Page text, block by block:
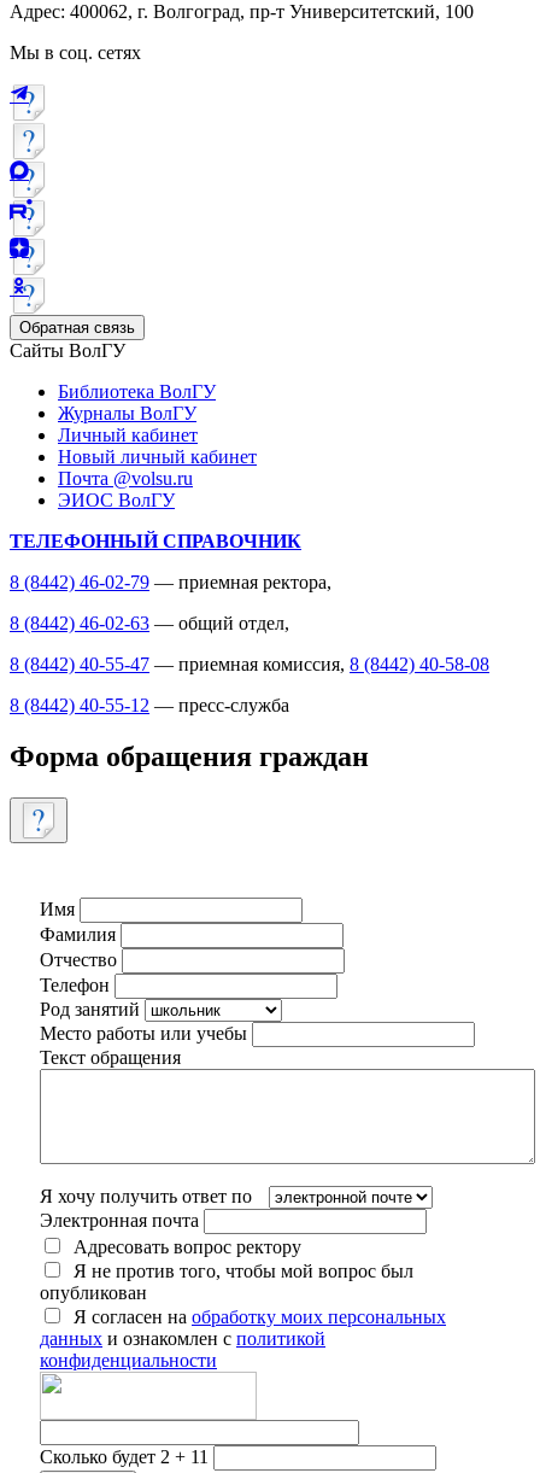
Адрес: 400062, г. Волгоград, пр-т Университетский, 100
Мы в соц. сетях
Обратная связь
Сайты ВолГУ
Библиотека ВолГУ
Журналы ВолГУ
Личный кабинет
Новый личный кабинет
Почта @volsu.ru
ЭИОС ВолГУ
ТЕЛЕФОННЫЙ СПРАВОЧНИК
8 (8442) 46-02-79 — приемная ректора,
8 (8442) 46-02-63 — общий отдел,
8 (8442) 40-55-47 — приемная комиссия, 8 (8442) 40-58-08
8 (8442) 40-55-12 — пресс-служба
Форма обращения граждан
Имя
Фамилия
Отчество
Телефон
Род занятий
Место работы или учебы
Текст обращения
Я хочу получить ответ по
Электронная почта
Адресовать вопрос ректору
Я не против того, чтобы мой вопрос был
опубликован
Я согласен на обработку моих персональных
данных и ознакомлен с политикой
конфиденциальности
Сколько будет 2 + 11